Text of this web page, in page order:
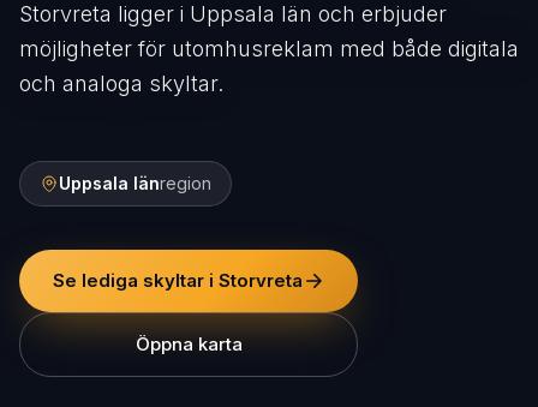
Storvreta ligger i Uppsala län och erbjuder
möjligheter för utomhusreklam med både digitala
och analoga skyltar.
Uppsala länregion
Se lediga skyltar i Storvreta
Öppna karta